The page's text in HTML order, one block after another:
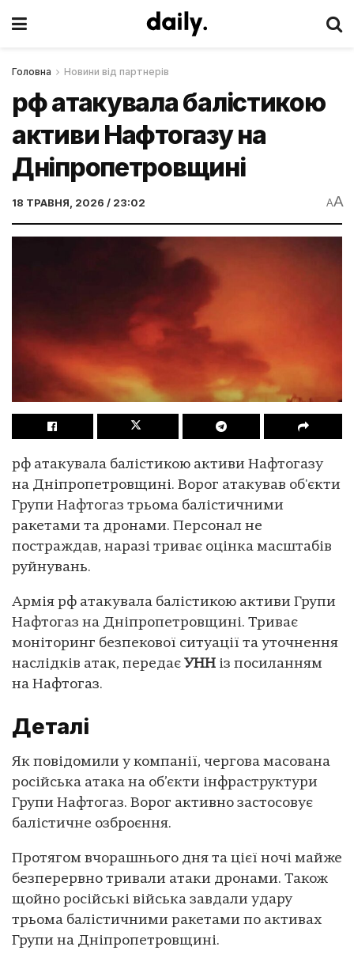
Головна Новини від партнерів
рф атакувала балістикою
активи Нафтогазу на
Дніпропетровщині
18 ТРАВНЯ, 2026 / 23:02 AA
рф атакувала балістикою активи Нафтогазу
на Дніпропетровщині. Ворог атакував об'єкти
Групи Нафтогаз трьома балістичними
ракетами та дронами. Персонал не
постраждав, наразі триває оцінка масштабів
руйнувань.
Армія рф атакувала балістикою активи Групи
Нафтогаз на Дніпропетровщині. Триває
моніторинг безпекової ситуації та уточнення
наслідків атак, передає УНН із посиланням
на Нафтогаз.
Деталі
Як повідомили у компанії, чергова масована
російська атака на об’єкти інфраструктури
Групи Нафтогаз. Ворог активно застосовує
балістичне озброєння.
Протягом вчорашнього дня та цієї ночі майже
безперервно тривали атаки дронами. Також
щойно російські війська завдали удару
трьома балістичними ракетами по активах
Групи на Дніпропетровщині.